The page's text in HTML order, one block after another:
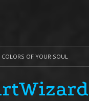
OF YOUR SOUL